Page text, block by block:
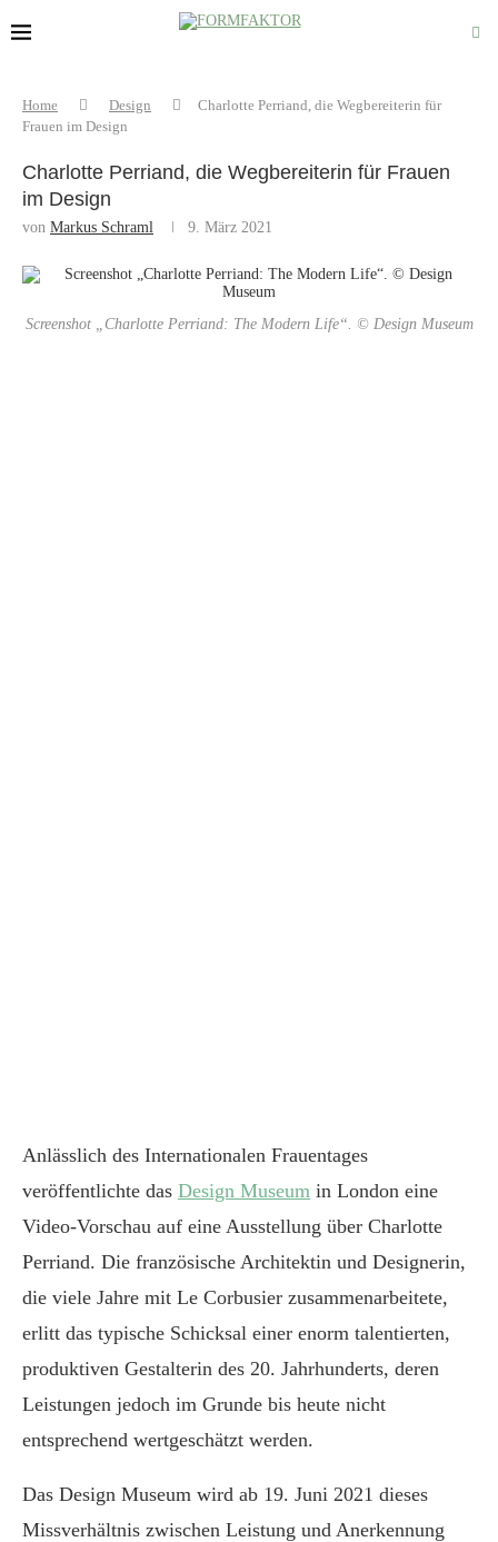
Home Design
Charlotte Perriand, die Wegbereiterin für
Frauen im Design
Charlotte Perriand, die Wegbereiterin für Frauen
im Design
von Markus Schraml 9. März 2021
Screenshot „Charlotte Perriand: The Modern Life“. © Design Museum
Anlässlich des Internationalen Frauentages
veröffentlichte das Design Museum in London eine
Video-Vorschau auf eine Ausstellung über Charlotte
Perriand. Die französische Architektin und Designerin,
die viele Jahre mit Le Corbusier zusammenarbeitete,
erlitt das typische Schicksal einer enorm talentierten,
produktiven Gestalterin des 20. Jahrhunderts, deren
Leistungen jedoch im Grunde bis heute nicht
entsprechend wertgeschätzt werden.
Das Design Museum wird ab 19. Juni 2021 dieses
Missverhältnis zwischen Leistung und Anerkennung